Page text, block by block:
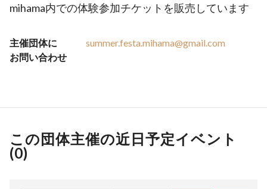
mihama内での体験参加チケットを販売しています
主催団体に
お問い合わせ
summer.festa.mihama@gmail.com
この団体主催の近日予定イベント
(0)